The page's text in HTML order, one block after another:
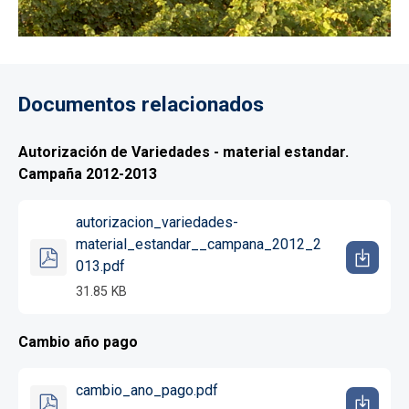
Documentos relacionados
Autorización de Variedades - material estandar.
Campaña 2012-2013
autorizacion_variedades-
material_estandar__campana_2012_2
013.pdf
31.85 KB
Cambio año pago
cambio_ano_pago.pdf